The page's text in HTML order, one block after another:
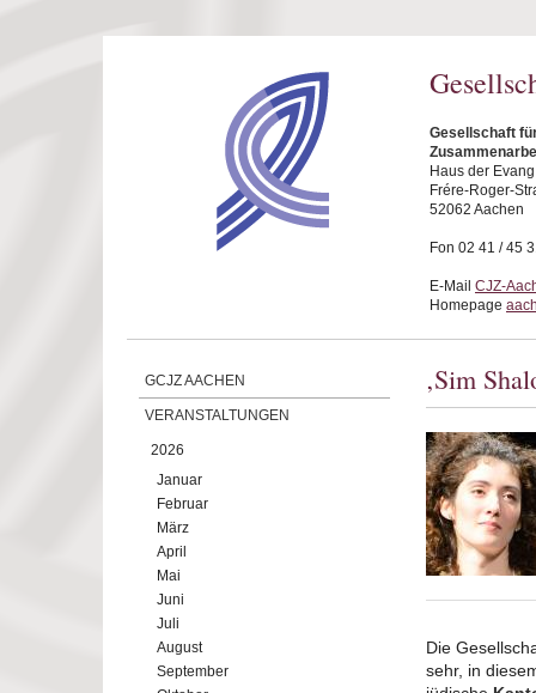
Gesellschaft
Haus der
Frére-Roger-
52062 Aachen
Fon 02 41 / 45
E-Mail CJZ-
Homepage
GCJZ AACHEN
VERANSTALTUNGEN
2026
Januar
Februar
März
April
Mai
Juni
Juli
August
September
‚Sim
Die
sehr, in